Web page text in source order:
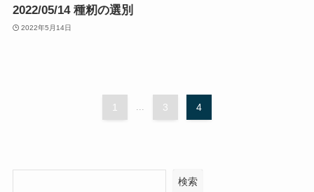
2022/05/14 種籾の選別
2022年5月14日
1 ... 3 4
検索